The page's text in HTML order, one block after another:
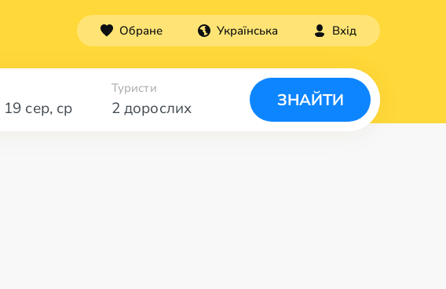
Обране Українська Вхід
19 сер, ср 2 дорослих
Туристи
ЗНАЙТИ